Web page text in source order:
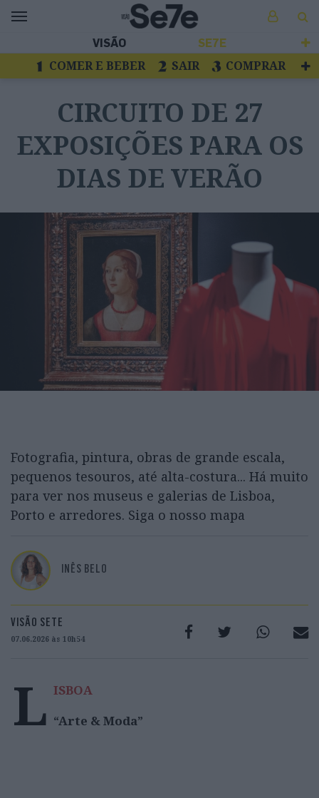
VISÃO SE7E
COMER E BEBER SAIR
COMPRAR
ESCAPAR
CIRCUITO DE 27
EXPOSIÇÕES PARA OS
DIAS DE VERÃO
Fotografia, pintura, obras de grande escala,
pequenos tesouros, até alta-costura... Há muito
para ver nos museus e galerias de Lisboa,
Porto e arredores. Siga o nosso mapa
INÊS BELO
VISÃO SETE
07.06.2026 às 10h54
L ISBOA
“Arte & Moda”